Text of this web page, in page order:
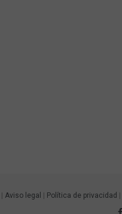
Aviso legal Política de privacidad